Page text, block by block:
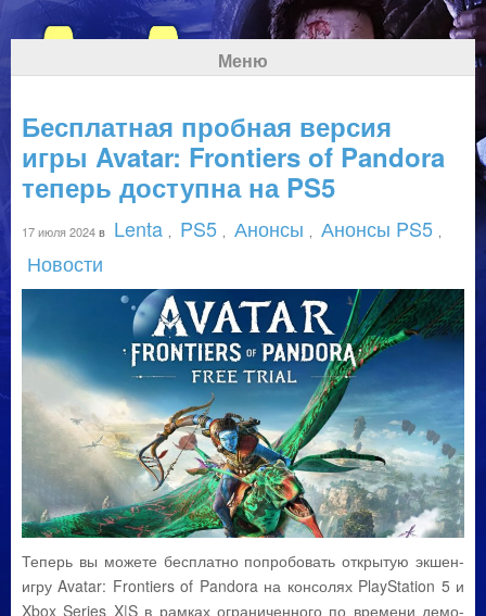
Меню
Бесплатная пробная версия
игры Avatar: Frontiers of Pandora
теперь доступна на PS5
17 июля 2024в Lenta PS5 Анонсы Анонсы PS5
Новости
Теперь вы можете бесплатно попробовать открытую экшен-
игру Avatar: Frontiers of Pandora на консолях PlayStation 5 и
Xbox Series X|S в рамках ограниченного по времени демо-